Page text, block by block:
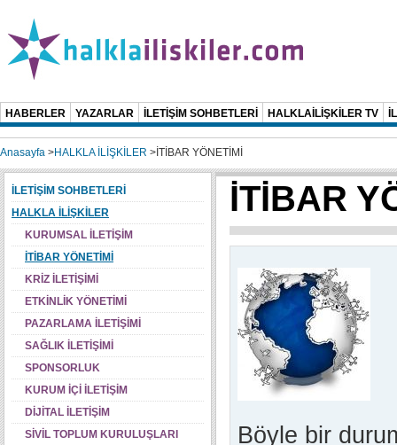
HABERLER YAZARLAR İLETİŞİM SOHBETLERİ HALKLAİLİŞKİLER TV
Anasayfa >HALKLA İLİŞKİLER > İTİBAR YÖNETİMİ
İTİBAR
Böyle bir
İLETİŞİM SOHBETLERİ
HALKLA İLİŞKİLER
KURUMSAL İLETİŞİM
İTİBAR YÖNETİMİ
KRİZ İLETİŞİMİ
ETKİNLİK YÖNETİMİ
PAZARLAMA İLETİŞİMİ
SAĞLIK İLETİŞİMİ
SPONSORLUK
KURUM İÇİ İLETİŞİM
DİJİTAL İLETİŞİM
SİVİL TOPLUM KURULUŞLARI